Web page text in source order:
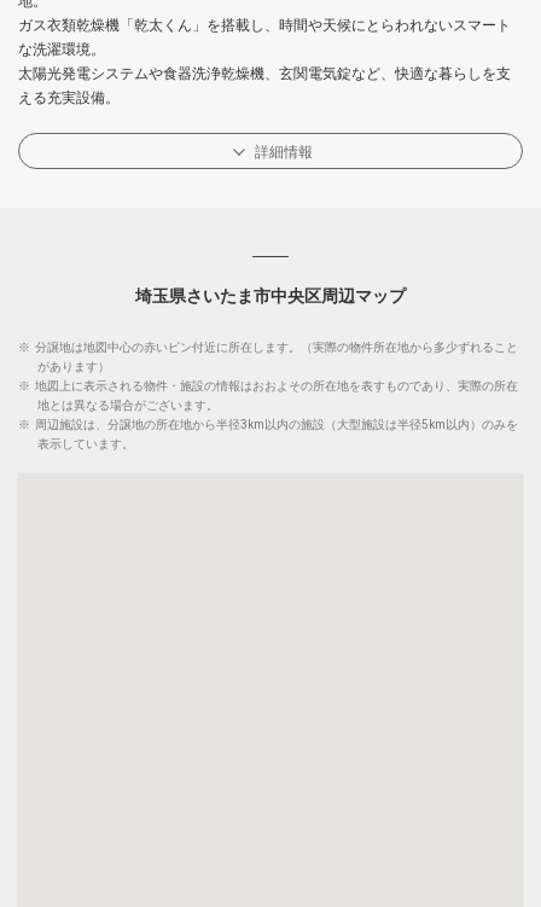
ガス衣類乾燥機「乾太くん」を搭載し、時間や天候にとらわれないスマート
な洗濯環境。
太陽光発電システムや食器洗浄乾燥機、玄関電気錠など、快適な暮らしを支
える充実設備。
詳細情報
埼玉県さいたま市中央区周辺マップ
※ 分譲地は地図中心の赤いピン付近に所在します。（実際の物件所在地から多少ずれること
があります）
※ 地図上に表示される物件・施設の情報はおおよその所在地を表すものであり、実際の所在
地とは異なる場合がございます。
※
周辺施設は、分譲地の所在地から半径3km以内の施設（大型施設は半径5km以内）のみを
表示しています。